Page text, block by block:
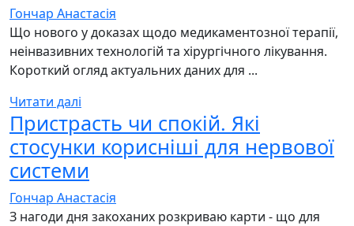
Гончар Анастасія
Що нового у доказах щодо медикаментозної терапії,
неінвазивних технологій та хірургічного лікування.
Короткий огляд актуальних даних для ...
Читати далі
Пристрасть чи спокій. Які
стосунки корисніші для нервової
системи
Гончар Анастасія
З нагоди дня закоханих розкриваю карти - що для